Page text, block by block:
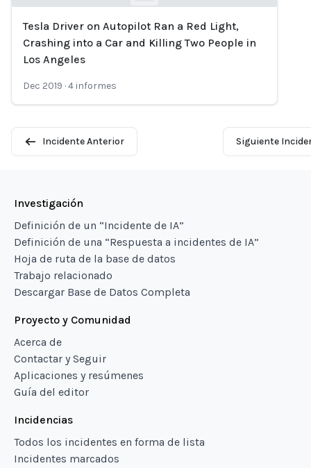
Loading...
Tesla Driver on Autopilot Ran a Red Light,
Crashing into a Car and Killing Two People in
Los Angeles
Dec 2019 ·4 informes
Incidente Anterior Siguiente
Investigación
Definición de un “Incidente de IA”
Definición de una “Respuesta a incidentes de IA”
Hoja de ruta de la base de datos
Trabajo relacionado
Descargar Base de Datos Completa
Proyecto y Comunidad
Acerca de
Contactar y Seguir
Aplicaciones y resúmenes
Guía del editor
Incidencias
Todos los incidentes en forma de lista
Incidentes marcados